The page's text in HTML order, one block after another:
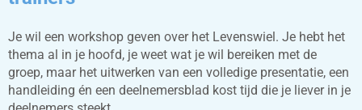
Je wil een workshop geven over het Levenswiel. Je hebt het
thema al in je hoofd, je weet wat je wil bereiken met de
groep, maar het uitwerken van een volledige presentatie, een
handleiding én een deelnemersblad kost tijd die je liever in je